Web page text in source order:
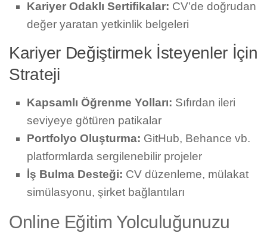
Kariyer Odaklı Sertifikalar: CV’de doğrudan
değer yaratan yetkinlik belgeleri
Kariyer Değiştirmek İsteyenler İçin
Strateji
Kapsamlı Öğrenme Yolları: Sıfırdan ileri
seviyeye götüren patikalar
Portfolyo Oluşturma: GitHub, Behance vb.
platformlarda sergilenebilir projeler
İş Bulma Desteği: CV düzenleme, mülakat
simülasyonu, şirket bağlantıları
Online Eğitim Yolculuğunuzu